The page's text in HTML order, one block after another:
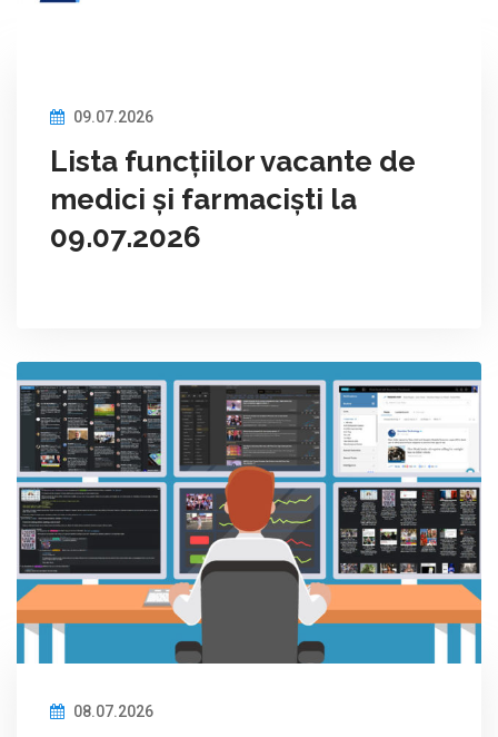
09.07.2026
Lista funcțiilor vacante de
medici și farmaciști la
09.07.2026
08.07.2026